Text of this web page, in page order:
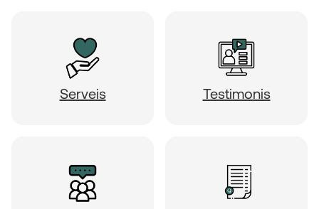
Serveis Testimonis